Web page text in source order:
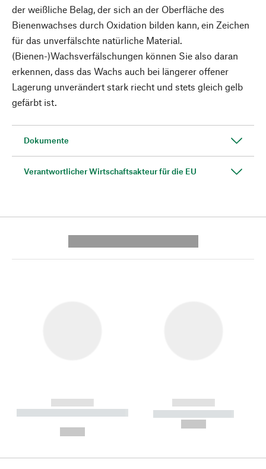
der weißliche Belag, der sich an der Oberfläche des
Bienenwachses durch Oxidation bilden kann, ein Zeichen
für das unverfälschte natürliche Material.
(Bienen-)Wachsverfälschungen können Sie also daran
erkennen, dass das Wachs auch bei längerer offener
Lagerung unverändert stark riecht und stets gleich gelb
gefärbt ist.
Dokumente
Verantwortlicher Wirtschaftsakteur für die EU
------------
----------- ----------- --------
------------
----------- -----------